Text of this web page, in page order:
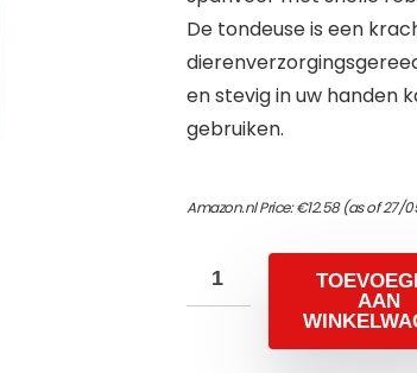
De tondeuse is een
en stevig in uw handen
gebruiken.
Amazon.nl Price:€12.58(as of 27/
AAN